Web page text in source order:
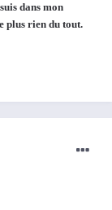
dans mon
plus rien du tout.